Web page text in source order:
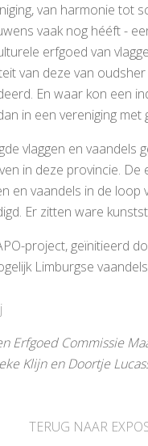
van harmonie tot
vaak nog hééft -
erfgoed van
van deze van
En waar kon een
in een vereniging met
vlaggen en vaandels
in deze provincie.
en vaandels in de loop
Er zitten ware
project, geïnitieerd
Limburgse
Erfgoed Commissie
Klijn en Doortje
TERUG NAAR